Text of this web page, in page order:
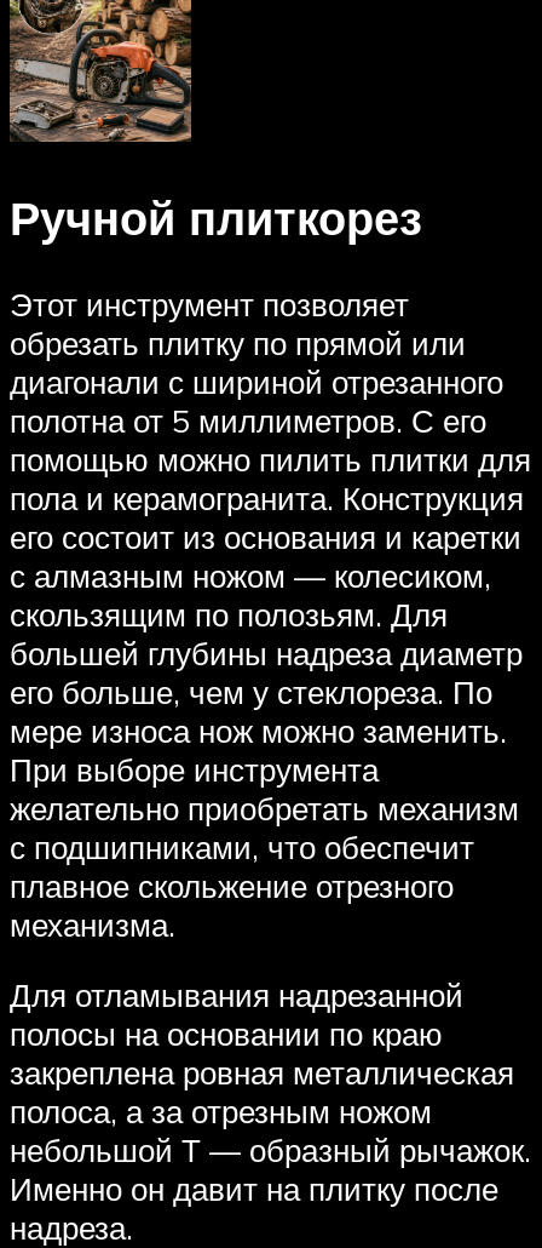
Ручной плиткорез
Этот инструмент позволяет
обрезать плитку по прямой или
диагонали с шириной отрезанного
полотна от 5 миллиметров. С его
помощью можно пилить плитки для
пола и керамогранита. Конструкция
его состоит из основания и каретки
с алмазным ножом — колесиком,
скользящим по полозьям. Для
большей глубины надреза диаметр
его больше, чем у стеклореза. По
мере износа нож можно заменить.
При выборе инструмента
желательно приобретать механизм
с подшипниками, что обеспечит
плавное скольжение отрезного
механизма.
Для отламывания надрезанной
полосы на основании по краю
закреплена ровная металлическая
полоса, а за отрезным ножом
небольшой Т — образный рычажок.
Именно он давит на плитку после
надреза.